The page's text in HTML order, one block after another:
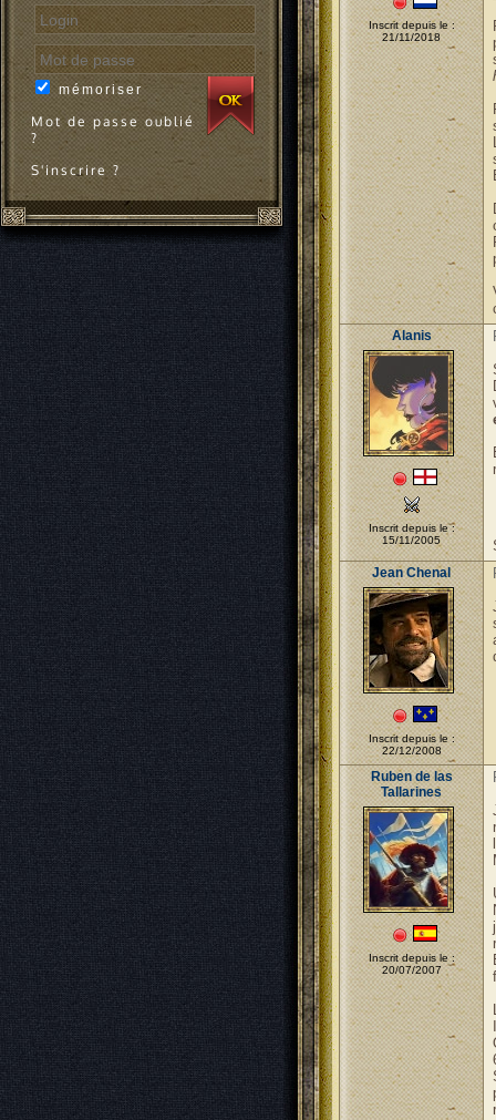
mémoriser
Mot de passe oublié
?
S'inscrire ?
Inscrit depuis le :
21/11/2018
Alanis
Inscrit depuis le :
15/11/2005
Jean Chenal
Inscrit depuis le :
22/12/2008
Ruben de las
Tallarines
Inscrit depuis le :
20/07/2007